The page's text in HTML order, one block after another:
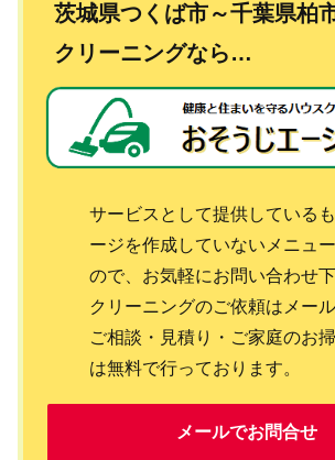
茨城県つくば市～千葉県柏
クリーニングなら…
サービスとして提供している
ージを作成していないメニュ
ので、お気軽にお問い合わせ下
クリーニングのご依頼はメー
ご相談・見積り・ご家庭のお
は無料で行っております。
メールでお問合せ